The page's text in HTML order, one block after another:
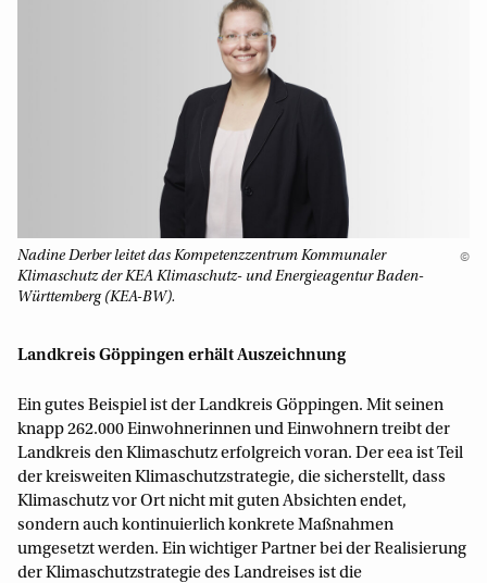
Nadine Derber leitet das Kompetenzzentrum Kommunaler
Klimaschutz der KEA Klimaschutz- und Energieagentur Baden-
Württemberg (KEA-BW).
©
Landkreis Göppingen erhält Auszeichnung
Ein gutes Beispiel ist der Landkreis Göppingen. Mit seinen
knapp 262.000 Einwohnerinnen und Einwohnern treibt der
Landkreis den Klimaschutz erfolgreich voran. Der eea ist Teil
der kreisweiten Klimaschutzstrategie, die sicherstellt, dass
Klimaschutz vor Ort nicht mit guten Absichten endet,
sondern auch kontinuierlich konkrete Maßnahmen
umgesetzt werden. Ein wichtiger Partner bei der Realisierung
der Klimaschutzstrategie des Landreises ist die